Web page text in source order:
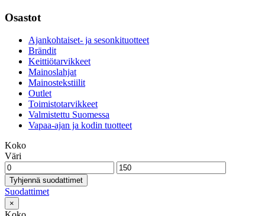
Osastot
Ajankohtaiset- ja sesonkituotteet
Brändit
Keittiötarvikkeet
Mainoslahjat
Mainostekstiilit
Outlet
Toimistotarvikkeet
Valmistettu Suomessa
Vapaa-ajan ja kodin tuotteet
Koko
Väri
Tyhjennä suodattimet
Suodattimet
×